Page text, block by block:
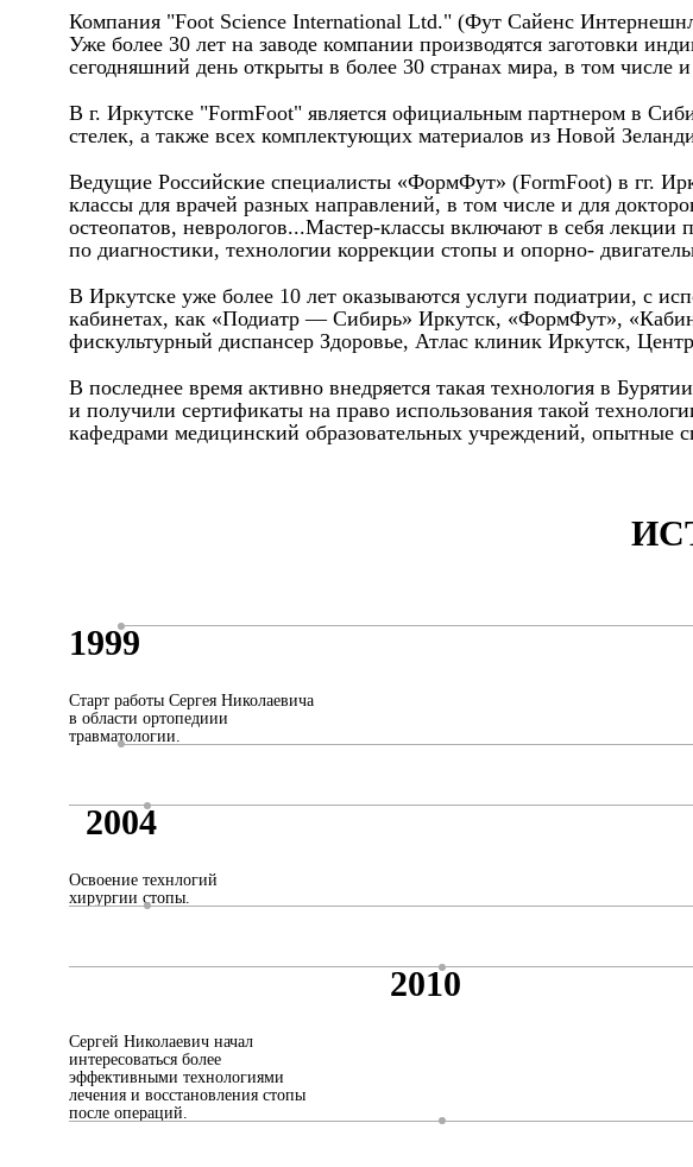
Компания "Foot Science International Ltd." (Фут Сайенс
Уже более 30 лет на заводе компании производятся заготовки
сегодняшний день открыты в более 30 странах мира, в том числе
В г. Иркутске "FormFoot" является официальным партнером в
стелек, а также всех комплектующих материалов из Новой
Ведущие Российские специалисты «ФормФут» (FormFoot) в гг.
классы для врачей разных направлений, в том числе и для
остеопатов, неврологов...Мастер-классы включают в себя
по диагностики, технологии коррекции стопы и опорно-
В Иркутске уже более 10 лет оказываются услуги подиатрии, с
кабинетах, как «Подиатр — Сибирь» Иркутск, «ФормФут»,
фискультурный диспансер Здоровье, Атлас клиник Иркутск,
В последнее время активно внедряется такая технология в
и получили сертификаты на право использования такой
кафедрами медицинский образовательных учреждений, опытные
1999
Старт работы Сергея Николаевича
в области ортопедиии
травматологии.
2004
Освоение технлогий
хирургии стопы.
2010
Сергей Николаевич начал
интересоваться более
эффективными технологиями
лечения и восстановления стопы
после операций.